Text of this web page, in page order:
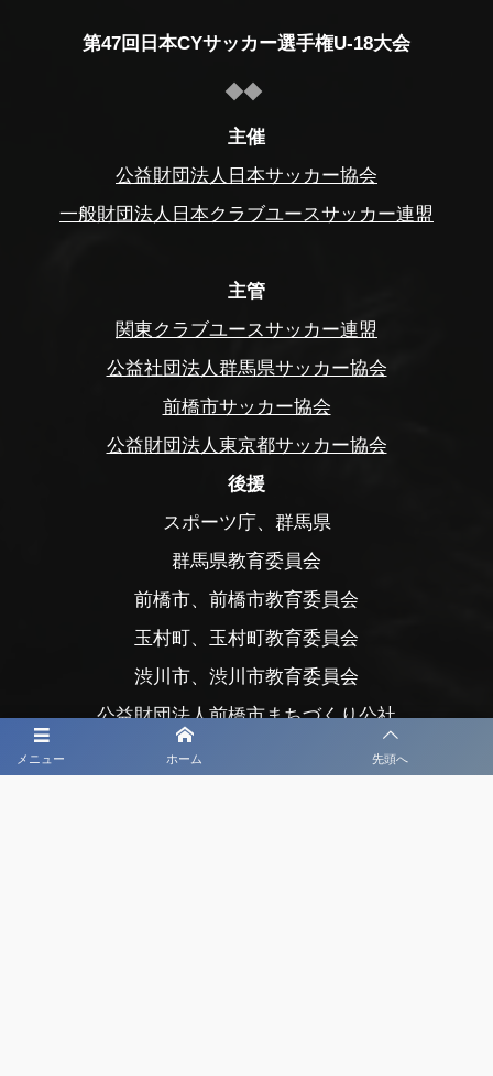
メニュー ホーム 先頭へ
第47回日本CYサッカー選手権U-18大会
主催
公益財団法人日本サッカー協会
一般財団法人日本クラブユースサッカー連盟
主管
関東クラブユースサッカー連盟
公益社団法人群馬県サッカー協会
前橋市サッカー協会
公益財団法人東京都サッカー協会
後援
スポーツ庁、群馬県
群馬県教育委員会
前橋市、前橋市教育委員会
玉村町、玉村町教育委員会
渋川市、渋川市教育委員会
公益財団法人前橋市まちづくり公社
公益財団法人前橋観光コンベンション協会